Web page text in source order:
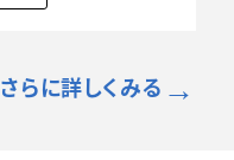
さらに詳しくみる →